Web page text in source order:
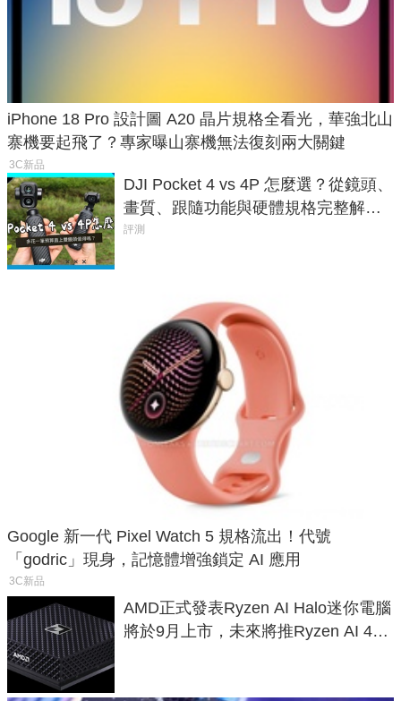
iPhone 18 Pro 設計圖 A20 晶片規格全看光，華強北山
寨機要起飛了？專家曝山寨機無法復刻兩大關鍵
3C新品
DJI Pocket 4 vs 4P 怎麼選？從鏡頭、
畫質、跟隨功能與硬體規格完整解
析，一次看懂兩台差異
評測
Google 新一代 Pixel Watch 5 規格流出！代號
「godric」現身，記憶體增強鎖定 AI 應用
3C新品
AMD正式發表Ryzen AI Halo迷你電腦
將於9月上市，未來將推Ryzen AI 400